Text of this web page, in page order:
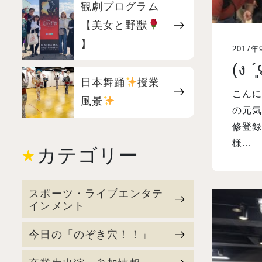
2017年
(ง
こん
の元
修登
様…
観劇プログラム
【美女と野獣
】
日本舞踊
授業
風景
カテゴリー
スポーツ・ライブエンタテ
インメント
今日の「のぞき穴！！」